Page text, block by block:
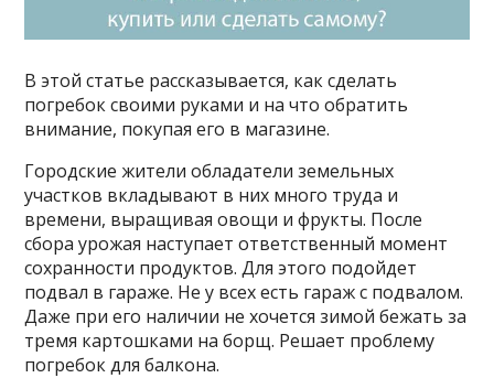
В этой статье рассказывается, как сделать
погребок своими руками и на что обратить
внимание, покупая его в магазине.
Городские жители обладатели земельных
участков вкладывают в них много труда и
времени, выращивая овощи и фрукты. После
сбора урожая наступает ответственный момент
сохранности продуктов. Для этого подойдет
подвал в гараже. Не у всех есть гараж с подвалом.
Даже при его наличии не хочется зимой бежать за
тремя картошками на борщ. Решает проблему
погребок для балкона.